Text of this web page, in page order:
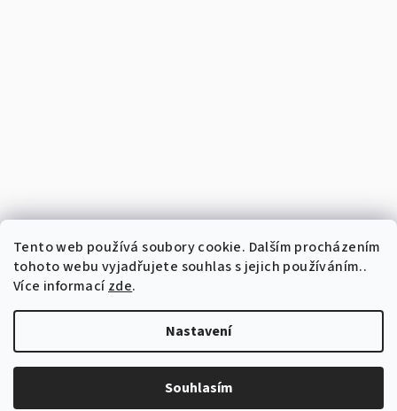
Tento web používá soubory cookie. Dalším procházením
tohoto webu vyjadřujete souhlas s jejich používáním..
Více informacízde.
Nastavení
Souhlasím